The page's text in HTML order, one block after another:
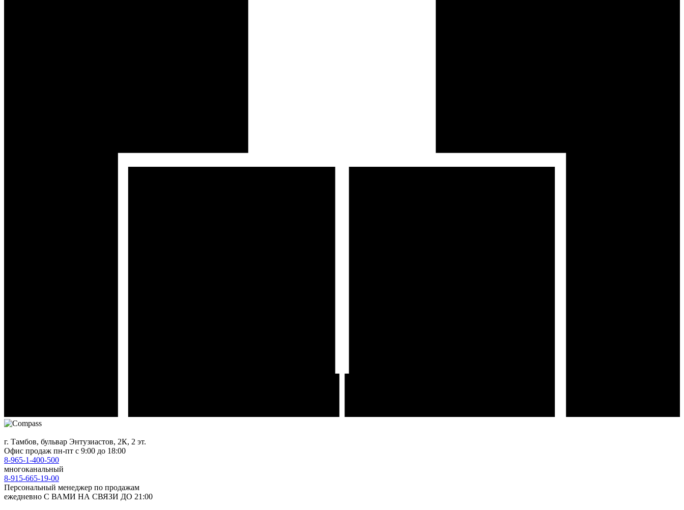
г. Тамбов, бульвар Энтузиастов, 2К, 2 эт.
Офис продаж пн-пт с 9:00 до 18:00
8-965-1-400-500
многоканальный
8-915-665-19-00
Персональный менеджер по продажам
ежедневно С ВАМИ НА СВЯЗИ ДО 21:00